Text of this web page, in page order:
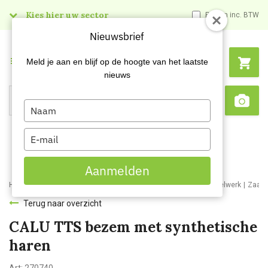
Kies hier uw sector Prijzen inc. BTW
Search
Menu
Home Webshop Schoonmaakartikelen Bezemwerk en borstelwerk
Terug naar overzicht
CALU TTS bezem met synthetische
haren
Nieuwsbrief
Meld je aan en blijf op de hoogte van het laatste
nieuws
Type
your
name
Type
your
email
Aanmelden